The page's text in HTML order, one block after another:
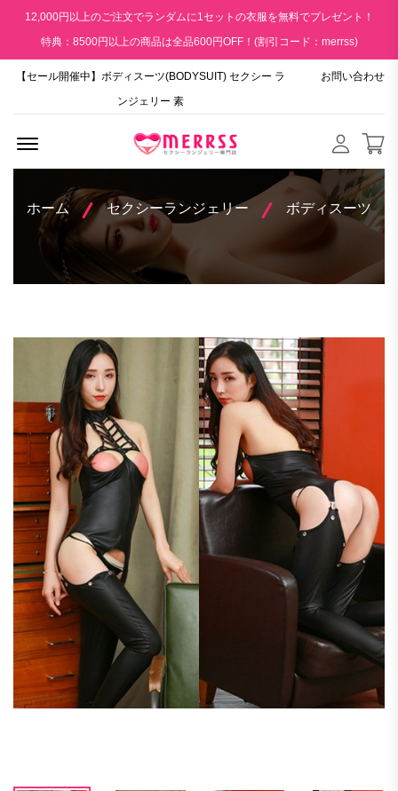
12,000円以上のご注文でランダムに1セットの衣服を無料でプレゼント！
特典：8500円以上の商品は全品600円OFF！(割引コード：merrss)
【セール開催中】ボディスーツ(BODYSUIT) セクシー ラ
ンジェリー 素
お問い合わせ
ホーム セクシーランジェリー ボディスーツ